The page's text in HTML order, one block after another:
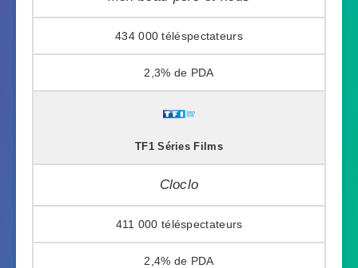
434 000
2,3%
TF1 Séries Films
Cloclo
411 000
2,4%